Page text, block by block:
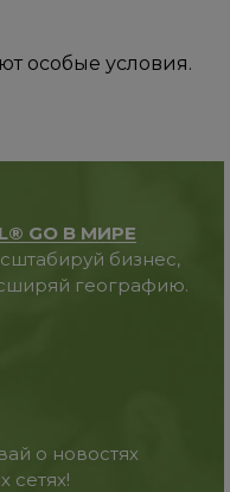
особые условия.
GO В МИРЕ
бизнес,
географию.
о новостях
сетях!